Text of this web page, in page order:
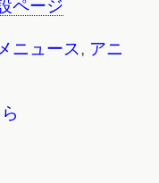
ページ
ニュース, アニ